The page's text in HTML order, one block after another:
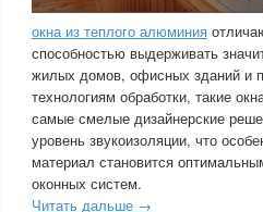
окна из теплого алюминия
способностью выдерживать
жилых домов, офисных зданий и
технологиям обработки, такие
самые смелые дизайнерские
уровень звукоизоляции, что
материал становится
оконных систем.
Читать дальше →